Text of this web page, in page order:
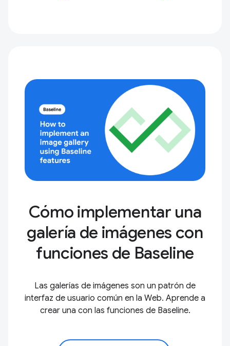
Cómo implementar una
galería de imágenes con
funciones de Baseline
Las galerías de imágenes son un patrón de
interfaz de usuario común en la Web. Aprende a
crear una con las funciones de Baseline.